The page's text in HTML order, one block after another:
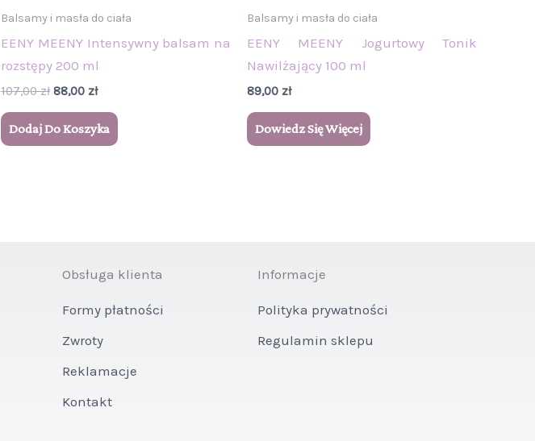
Balsamy i masła do ciała
EENY MEENY Intensywny balsam na
rozstępy 200 ml
107,00zł 88,00 zł
Dodaj Do Koszyka
Balsamy i masła do ciała
EENY MEENY Jogurtowy Tonik
Nawilżający 100 ml
89,00 zł
Dowiedz Się Więcej
Obsługa klienta
Formy płatności
Zwroty
Reklamacje
Kontakt
Informacje
Polityka prywatności
Regulamin sklepu